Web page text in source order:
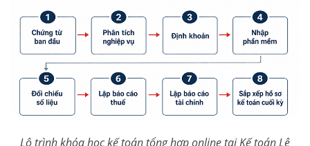
Lộ trình khóa học kế toán tổng hợp online tại Kế toán Lê